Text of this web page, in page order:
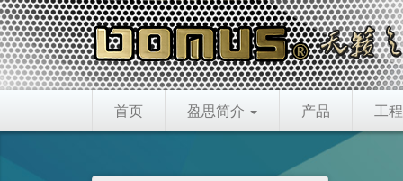
首页 盈思简介 产品 工